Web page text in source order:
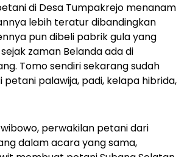
di Desa Tumpakrejo menanam
lebih teratur dibandingkan
pun dibeli pabrik gula yang
zaman Belanda ada di
Tomo sendiri sekarang sudah
petani palawija, padi, kelapa hibrida,
perwakilan petani dari
dalam acara yang sama,